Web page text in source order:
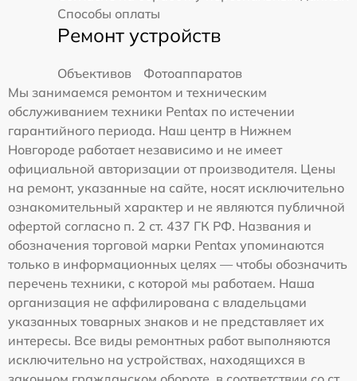
Способы оплаты
Ремонт устройств
Объективов
Фотоаппаратов
Мы занимаемся ремонтом и техническим
обслуживанием техники Pentax по истечении
гарантийного периода. Наш центр в Нижнем
Новгороде работает независимо и не имеет
официальной авторизации от производителя. Цены
на ремонт, указанные на сайте, носят исключительно
ознакомительный характер и не являются публичной
офертой согласно п. 2 ст. 437 ГК РФ. Названия и
обозначения торговой марки Pentax упоминаются
только в информационных целях — чтобы обозначить
перечень техники, с которой мы работаем. Наша
организация не аффилирована с владельцами
указанных товарных знаков и не представляет их
интересы. Все виды ремонтных работ выполняются
исключительно на устройствах, находящихся в